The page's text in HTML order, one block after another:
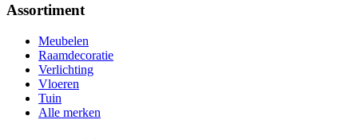
Assortiment
Meubelen
Raamdecoratie
Verlichting
Vloeren
Tuin
Alle merken